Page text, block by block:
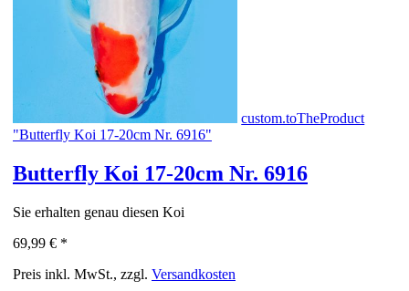
custom.toTheProduct
"Butterfly Koi 17-20cm Nr. 6916"
Butterfly Koi 17-20cm Nr. 6916
Sie erhalten genau diesen Koi
69,99 € *
Preis inkl. MwSt., zzgl. Versandkosten